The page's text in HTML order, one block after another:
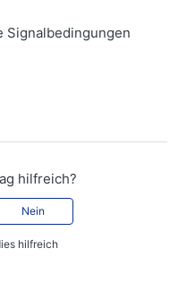
Signalbedingungen
hilfreich?
Nein
hilfreich